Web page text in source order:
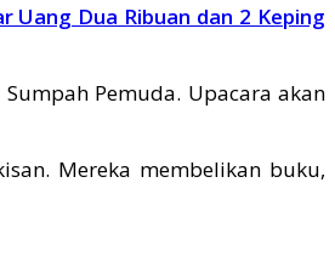
Uang Dua Ribuan dan 2 Keping
Pemuda. Upacara akan
Mereka membelikan buku,